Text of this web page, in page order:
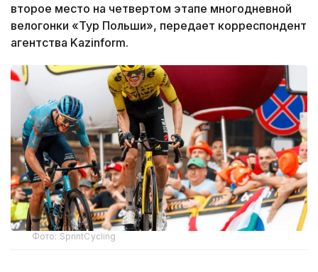
второе место на четвертом этапе многодневной
велогонки «Тур Польши», передает корреспондент
агентства Kazinform.
Фото: SprintCycling